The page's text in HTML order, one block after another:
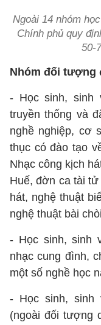
Ngoài 14 nhóm
Chính phủ quy
50-
Nhóm đối tượng
- Học sinh, sinh
truyền thống và
nghề nghiệp, cơ
thục có đào tạo
Nhạc công kịch
Huế, đờn ca tài
hát, nghệ thuật
nghệ thuật bài
- Học sinh, sinh
nhạc cung đình,
một số nghề học
- Học sinh, sinh
(ngoài đối tượng